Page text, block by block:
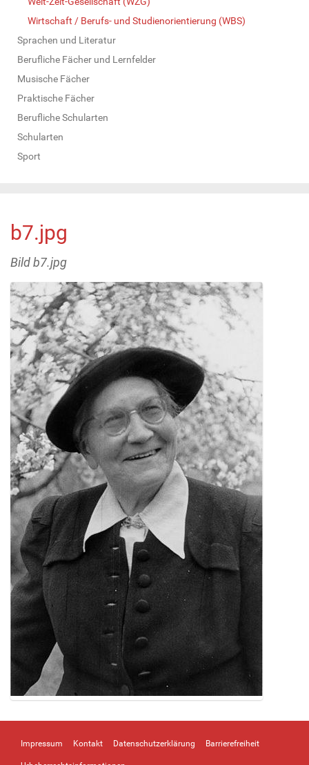
Wirtschaft / Berufs- und Studienorientierung (WBS)
Sprachen und Literatur
Berufliche Fächer und Lernfelder
Musische Fächer
Praktische Fächer
Berufliche Schularten
Schularten
Sport
b7.jpg
Bild b7.jpg
e
g
e
Impressum Kontakt Datenschutzerklärung Barrierefreiheit